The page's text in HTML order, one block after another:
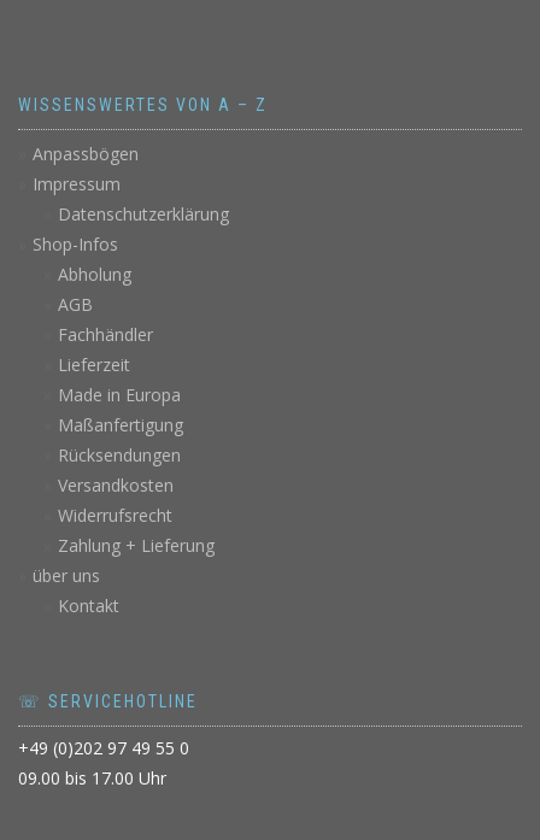
WISSENSWERTES VON A – Z
Anpassbögen
Impressum
Datenschutzerklärung
Shop-Infos
Abholung
AGB
Fachhändler
Lieferzeit
Made in Europa
Maßanfertigung
Rücksendungen
Versandkosten
Widerrufsrecht
Zahlung + Lieferung
über uns
Kontakt
☏ SERVICEHOTLINE
+49 (0)202 97 49 55 0
09.00 bis 17.00 Uhr